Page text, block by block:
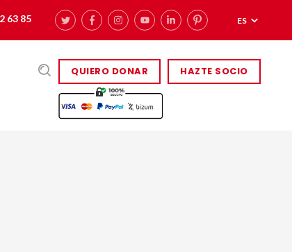
63 85 ES
QUIERO DONAR HAZTE SOCIO